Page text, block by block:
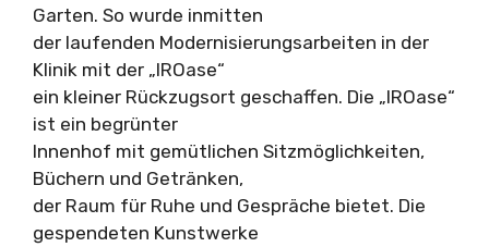
Garten. So wurde inmitten
der laufenden Modernisierungsarbeiten in der
Klinik mit der „IROase“
ein kleiner Rückzugsort geschaffen. Die „IROase“
ist ein begrünter
Innenhof mit gemütlichen Sitzmöglichkeiten,
Büchern und Getränken,
der Raum für Ruhe und Gespräche bietet. Die
gespendeten Kunstwerke